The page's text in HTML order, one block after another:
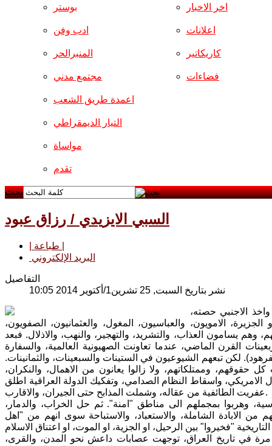
بوستر
ادب وفن
المنبرالحر
مجتمع مدني
اخر الاخبار
اعلانات
كاريكاتير
فضاءات
اعمدة طريق الشعب
التيار الديمقراطي
مواساة
تقدم
بحث
السبي الايزيدي / رزاق عبود
البريد الإلكتروني
التفاصيل
نشر بتاريخ السبت, 25 تشرين1/أكتوير 2014 10:05
واخذ الاجنبي حصته،
الامويون، والعباسيون، المغول، والعثمانيون، الصفويون،
وهم يسامون العذاب، والتشريد، والتهجير، والنهب، والاذلال. فبعد
القرن الماضي، عندما تعاونت الصهيونية العالمية، والسفارة
لكن تبعهم الشيوعيون في الستينات والسبعينات، والثمانينات.
حقوقهم، وممتلكاتهم، ولا زالوا يعانون من الاهمال، والنكران،
الامريكي، واسقاط النظام الصدامي، وتفكيك الدولة العراقية اطلق
عفريت الطائفية من عقاله، وشملت المذابح حتى الجيران، والاقارب.
وهربوا بمجملهم الى مناطق "امنة". ثم حل الخراب، والدمار،
الابادة الشاملة، والاستعباد، والاستباحة سوى انهم من "اهل
في تاريخ العراق، توجهت عصابات داعش نحو المدن، والقرى،